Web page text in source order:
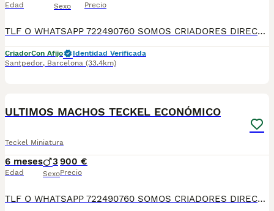
Edad Sexo Precio
TLF O WHATSAPP 722490760 SOMOS CRIADORES DIRECTOS. DEDICACIÓN, SELECCIÓN, Y BIENESTAR NOS DEFINEN DURANTE MÁS DE 20 AÑOS. NUESTROS BEBÉS NACEN Y SE CRÍAN EN NUESTRO CENTRO GARANTIZANDO ASÍ SU CORRECTA SOCIABILIZACION DESARROLLO NEUROLOGICO, CARÁCTER PERSONALIDAD Y SALUD. SE ENTREGAN A PARTIR DE LOS DOS MESES CON SU PLAN CORRESPONDIENTE POR EDAD DE VACUNACIÓN, DESPARASITADOS INTERNA Y EXTERNAMENTE CON SU MICROCHIP IMPLANTADO Y DADO DE ALTA EN EL ANICOM, CONTRATO DE COMPRA CON GARANTÍAS VÍRICAS DE 15 DÍAS, Y CONGÉNITAS DONDE GARANTIZAMOS SU CORRECTO DESARROLLO. ENVIAMOS A TODA ESPAÑA MEDIANTE TRANSPORTE PRIVADO PARA QUE SEA CONFORTABLE Y SUPERVISADO HASTA EL INSTANTE DE LLEGAR A CASA. PRECIOS Y FOTOS REALES!!! SI BUSCAS UN COMPAÑERO SANO Y EQUILIBRADO ESTE ES EL LUGAR! TE ASESORAREMOS ANTES DURANTE Y DESPUÉS DE LA ENTREGA PARA QUE TODO SEA LO MAS AFABLE Y FACIL POSIBLE DURANTE LA ADAPTACION! NO DUDES EN CONSULTAR POR NUESTROS PEQUES AL 722 490 760
CriadorCon Afijo
Identidad Verificada
Santpedor, Barcelona (33.4km)
ULTIMOS MACHOS TECKEL ECONÓMICO
Teckel Miniatura
6 meses
Edad
3
Sexo
900 €
Precio
TLF O WHATSAPP 722490760 SOMOS CRIADORES DIRECTOS. DEDICACIÓN, SELECCIÓN, Y BIENESTAR NOS DEFINEN DURANTE MÁS DE 20 AÑOS. NUESTROS BEBÉS NACEN Y SE CRÍAN EN NUESTRO CENTRO GARANTIZANDO ASÍ SU CORRECTA SOCIABILIZACION DESARROLLO NEUROLOGICO, CARÁCTER PERSONALIDAD Y SALUD. SE ENTREGAN A PARTIR DE LOS DOS MESES CON SU PLAN CORRESPONDIENTE POR EDAD DE VACUNACIÓN, DESPARASITADOS INTERNA Y EXTERNAMENTE CON SU MICROCHIP IMPLANTADO Y DADO DE ALTA EN EL ANICOM, CONTRATO DE COMPRA CON GARANTÍAS VÍRICAS DE 15 DÍAS, Y CONGÉNITAS DONDE GARANTIZAMOS SU CORRECTO DESARROLLO. ENVIAMOS A TODA ESPAÑA MEDIANTE TRANSPORTE PRIVADO PARA QUE SEA CONFORTABLE Y SUPERVISADO HASTA EL INSTANTE DE LLEGAR A CASA. PRECIOS Y FOTOS REALES!!! SI BUSCAS UN COMPAÑERO SANO Y EQUILIBRADO ESTE ES EL LUGAR! TE ASESORAREMOS ANTES DURANTE Y DESPUÉS DE LA ENTREGA PARA QUE TODO SEA LO MAS AFABLE Y FACIL POSIBLE DURANTE LA ADAPTACION! NO DUDES EN CONSULTAR POR NUESTROS PEQUES AL 722 490 760